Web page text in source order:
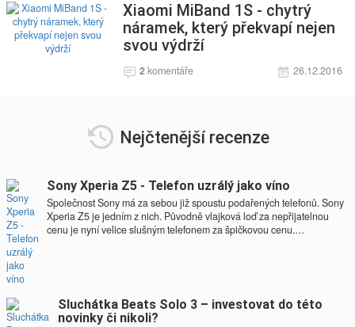
Xiaomi MiBand 1S - chytrý
náramek, který překvapí nejen
svou výdrží
2komentáře 26.12.2016
Nejčtenější recenze
Sony Xperia Z5 - Telefon uzrálý jako víno
Společnost Sony má za sebou již spoustu podařených telefonů. Sony
Xperia Z5 je jedním z nich. Původně vlajková loď za nepřijatelnou
cenu je nyní velice slušným telefonem za špičkovou cenu.…
Sluchátka Beats Solo 3 – investovat do této
novinky či nikoli?